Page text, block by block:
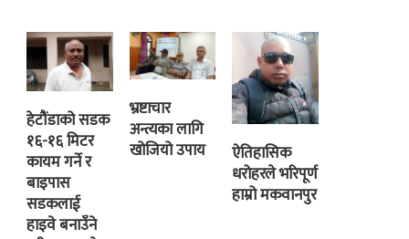
हेटौंडाको सडक
१६-१६ मिटर
कायम गर्ने र
बाइपास
सडकलाई
हाइवे बनाउँने
भ्रष्टाचार
अन्त्यका लागि
खोजियो उपाय
ऐतिहासिक
धरोहरले भरिपूर्ण
हाम्रो मकवानपुर